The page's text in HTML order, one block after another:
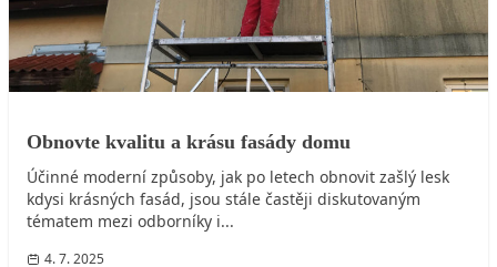
Obnovte kvalitu a krásu fasády domu
Účinné moderní způsoby, jak po letech obnovit zašlý lesk
kdysi krásných fasád, jsou stále častěji diskutovaným
tématem mezi odborníky i...
4. 7. 2025